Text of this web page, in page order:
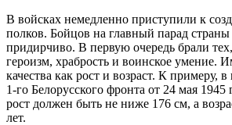
В войсках немедленно приступили к
полков. Бойцов на главный парад страны
придирчиво. В первую очередь брали
героизм, храбрость и воинское умение.
качества как рост и возраст. К примеру,
1-го Белорусского фронта от 24 мая 1945
рост должен быть не ниже 176 см, а
лет.